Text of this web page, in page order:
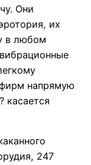
Они
их
в любом
напрямую
247